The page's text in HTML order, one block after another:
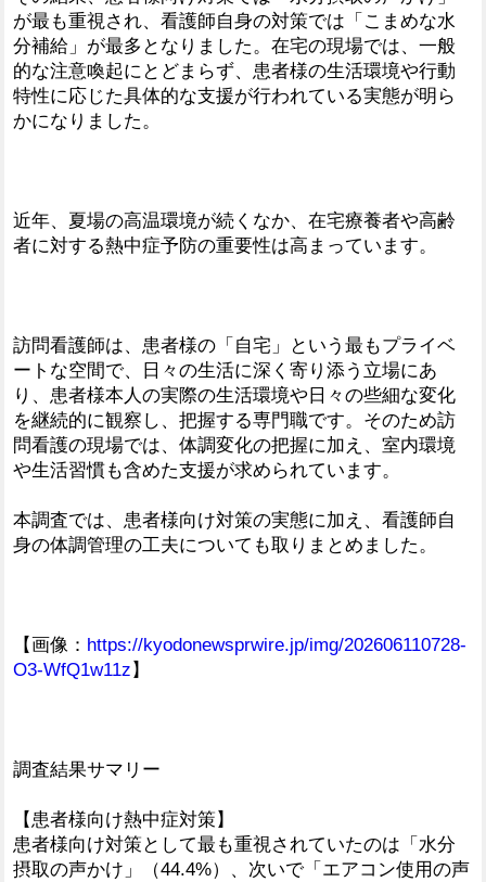
が最も重視され、看護師自身の対策では「こまめな水
分補給」が最多となりました。在宅の現場では、一般
的な注意喚起にとどまらず、患者様の生活環境や行動
特性に応じた具体的な支援が行われている実態が明ら
かになりました。
近年、夏場の高温環境が続くなか、在宅療養者や高齢
者に対する熱中症予防の重要性は高まっています。
訪問看護師は、患者様の「自宅」という最もプライベ
ートな空間で、日々の生活に深く寄り添う立場にあ
り、患者様本人の実際の生活環境や日々の些細な変化
を継続的に観察し、把握する専門職です。そのため訪
問看護の現場では、体調変化の把握に加え、室内環境
や生活習慣も含めた支援が求められています。
本調査では、患者様向け対策の実態に加え、看護師自
身の体調管理の工夫についても取りまとめました。
【画像： https://kyodonewsprwire.jp/img/202606110728-
O3-WfQ1w11z 】
調査結果サマリー
【患者様向け熱中症対策】
患者様向け対策として最も重視されていたのは「水分
摂取の声かけ」（44.4%）、次いで「エアコン使用の声